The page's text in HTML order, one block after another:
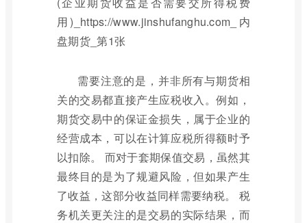
需要注意的是，并非所有与期货相
关的交易都直接产生应税收入。例如，
期货交易中的保证金损失，属于企业的
经营成本，可以在计算应税所得额时予
以扣除。 而对于套期保值交易，虽然其
最终目的是为了规避风险，但如果产生
了收益，这部分收益同样需要纳税。 税
务机关更关注的是交易的实际结果，而